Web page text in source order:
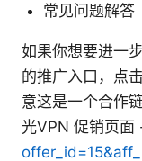
常见问题解答
如果你想要进一
的推广入口，点
意这是一个合作
光VPN 促销页面